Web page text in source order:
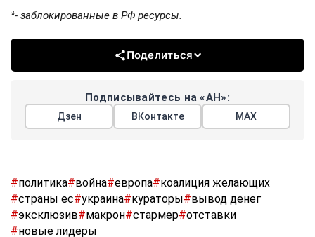
*- заблокированные в РФ ресурсы.
Поделиться
Подписывайтесь на «АН»:
Дзен ВКонтакте МАХ
#политика#война#европа#коалиция желающих
#страны ес#украина#кураторы#вывод денег
#эксклюзив#макрон#стармер#отставки
#новые лидеры